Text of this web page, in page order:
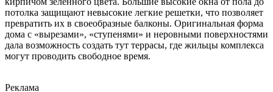
потолка защищают невысокие легкие решетки, что позволяет
превратить их в своеобразные балконы. Оригинальная форма
дома с «вырезами», «ступенями» и неровными поверхностями
дала возможность создать тут террасы, где жильцы комплекса
могут проводить свободное время.
Реклама